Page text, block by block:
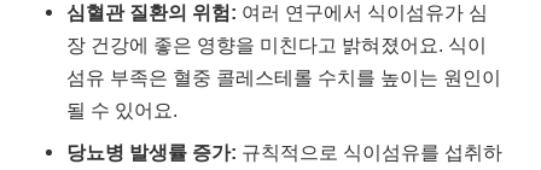
심혈관 질환의 위험: 여러 연구에서 식이섬유가 심
장 건강에 좋은 영향을 미친다고 밝혀졌어요. 식이
섬유 부족은 혈중 콜레스테롤 수치를 높이는 원인이
될 수 있어요.
당뇨병 발생률 증가: 규칙적으로 식이섬유를 섭취하